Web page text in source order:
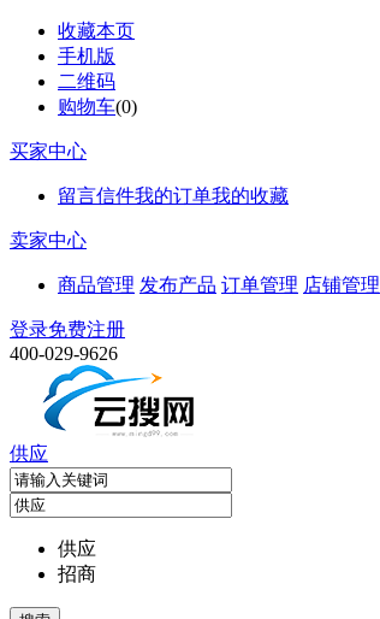
收藏本页
手机版
二维码
购物车(0)
买家中心
留言信件我的订单我的收藏
卖家中心
商品管理 发布产品 订单管理 店铺管理
登录免费注册
400-029-9626
供应
供应
招商